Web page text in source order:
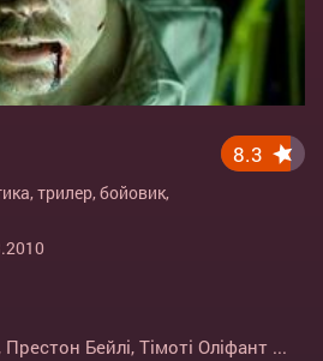
трилер, бойовик,
8.3
Престон Бейлі, Тімоті Оліфант ...